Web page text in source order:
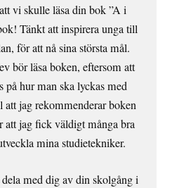
vi skulle läsa din bok ”A i
Tänkt att inspirera unga till
för att nå sina största mål.
bör läsa boken, eftersom att
på hur man ska lyckas med
jag rekommenderar boken
att jag fick väldigt många bra
mina studietekniker.
med dig av din skolgång i